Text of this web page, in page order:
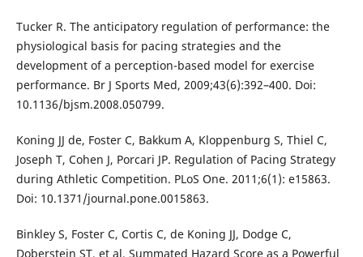
Tucker R. The anticipatory regulation of performance: the
physiological basis for pacing strategies and the
development of a perception-based model for exercise
performance. Br J Sports Med, 2009;43(6):392–400. Doi:
10.1136/bjsm.2008.050799.
Koning JJ de, Foster C, Bakkum A, Kloppenburg S, Thiel C,
Joseph T, Cohen J, Porcari JP. Regulation of Pacing Strategy
during Athletic Competition. PLoS One. 2011;6(1): e15863.
Doi: 10.1371/journal.pone.0015863.
Binkley S, Foster C, Cortis C, de Koning JJ, Dodge C,
Doberstein ST, et al. Summated Hazard Score as a Powerful